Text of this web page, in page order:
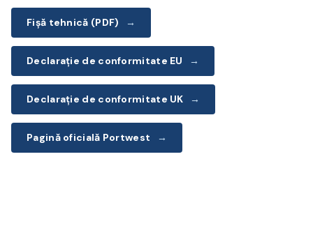
Fișă tehnică (PDF) →
Declarație de conformitate EU →
Declarație de conformitate UK →
Pagină oficială Portwest →